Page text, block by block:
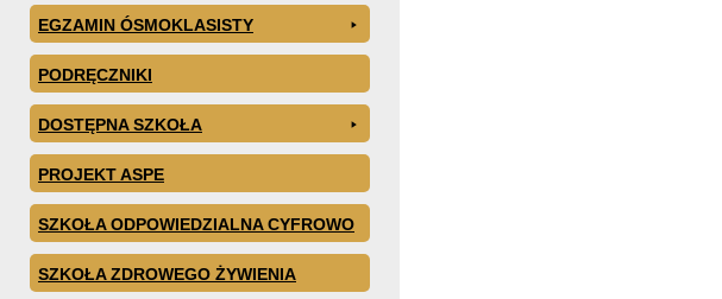
EGZAMIN ÓSMOKLASISTY
PODRĘCZNIKI
DOSTĘPNA SZKOŁA
PROJEKT ASPE
SZKOŁA ODPOWIEDZIALNA CYFROWO
SZKOŁA ZDROWEGO ŻYWIENIA